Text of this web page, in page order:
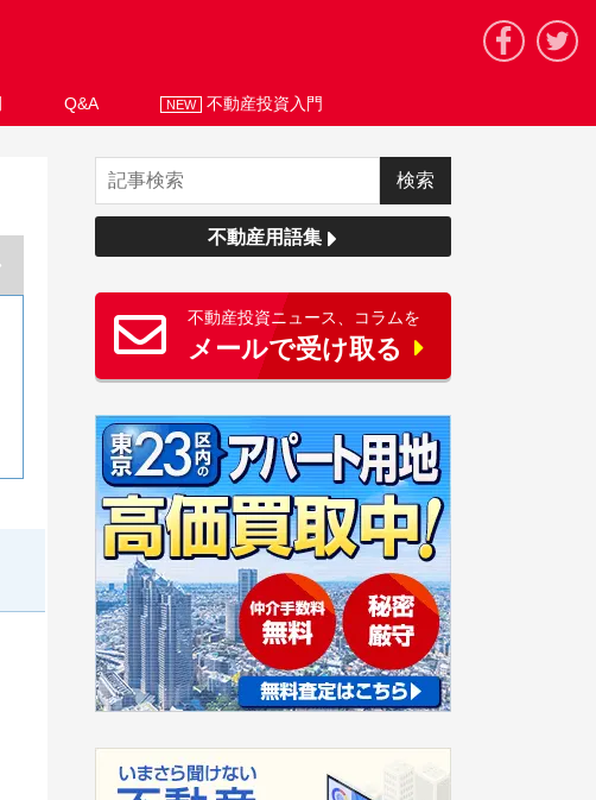
Q&A NEW 不動産投資入門
不動産用語集
不動産投資ニュース、コラムを
メールで受け取る